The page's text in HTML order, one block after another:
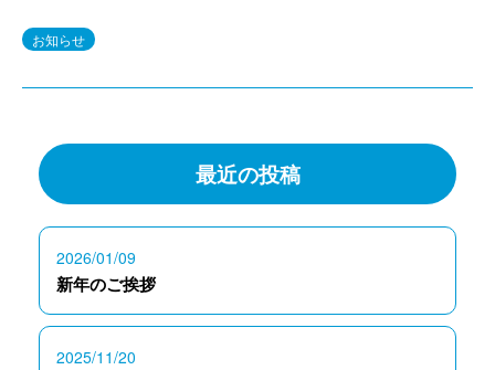
お知らせ
最近の投稿
2026/01/09
新年のご挨拶
2025/11/20